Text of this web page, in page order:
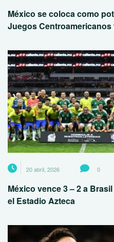
México se coloca como
Juegos Centroamericanos
20 abril, 2026 0
México vence 3 – 2 a
el Estadio Azteca